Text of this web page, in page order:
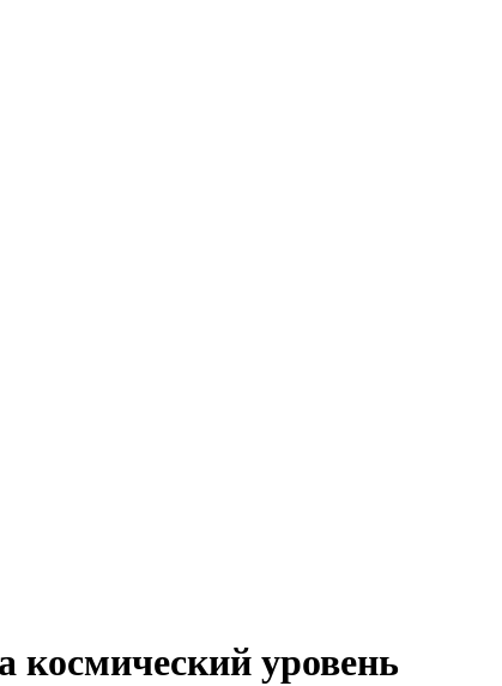
космический уровень